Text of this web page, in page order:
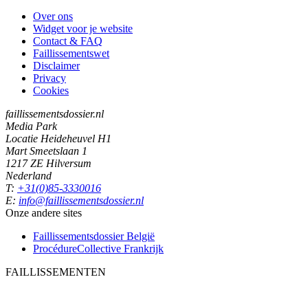
Over ons
Widget voor je website
Contact & FAQ
Faillissementswet
Disclaimer
Privacy
Cookies
faillissementsdossier.nl
Media Park
Locatie Heideheuvel H1
Mart Smeetslaan 1
1217 ZE Hilversum
Nederland
T: +31(0)85-3330016
E: info@faillissementsdossier.nl
Onze andere sites
Faillissementsdossier België
ProcédureCollective Frankrijk
FAILLISSEMENTEN